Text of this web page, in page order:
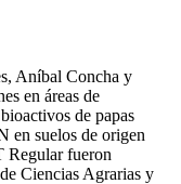
Aníbal Concha y
en áreas de
de papas
en suelos de origen
fueron
Ciencias Agrarias y